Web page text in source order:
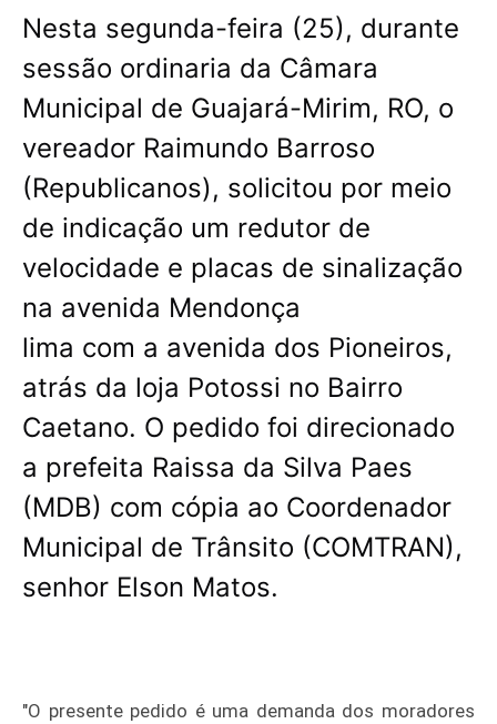
Nesta segunda-feira (25), durante
sessão ordinaria da Câmara
Municipal de Guajará-Mirim, RO, o
vereador Raimundo Barroso
(Republicanos), solicitou por meio
de indicação um redutor de
velocidade e placas de sinalização
na avenida Mendonça
lima com a avenida dos Pioneiros,
atrás da loja Potossi no Bairro
Caetano. O pedido foi direcionado
a prefeita Raissa da Silva Paes
(MDB) com cópia ao Coordenador
Municipal de Trânsito (COMTRAN),
senhor Elson Matos.
"O presente pedido é uma demanda dos moradores